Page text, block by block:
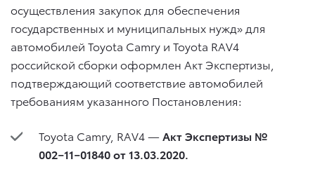
осуществления закупок для обеспечения
государственных и муниципальных нужд» для
автомобилей Toyota Camry и Toyota RAV4
российской сборки оформлен Акт Экспертизы,
подтверждающий соответствие автомобилей
требованиям указанного Постановления:
Toyota Camry, RAV4 —Акт Экспертизы №
002−11−01840 от 13.03.2020.